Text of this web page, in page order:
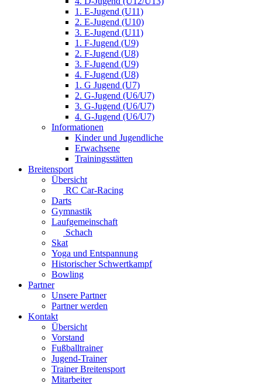
1. E-Jugend (U11)
2. E-Jugend (U10)
3. E-Jugend (U11)
1. F-Jugend (U9)
2. F-Jugend (U8)
3. F-Jugend (U9)
4. F-Jugend (U8)
1. G Jugend (U7)
2. G-Jugend (U6/U7)
3. G-Jugend (U6/U7)
4. G-Jugend (U6/U7)
Informationen
Kinder und Jugendliche
Erwachsene
Trainingsstätten
Breitensport
Übersicht
RC Car-Racing
Darts
Gymnastik
Laufgemeinschaft
Schach
Skat
Yoga und Entspannung
Historischer Schwertkampf
Bowling
Partner
Unsere Partner
Partner werden
Kontakt
Übersicht
Vorstand
Fußballtrainer
Jugend-Trainer
Trainer Breitensport
Mitarbeiter